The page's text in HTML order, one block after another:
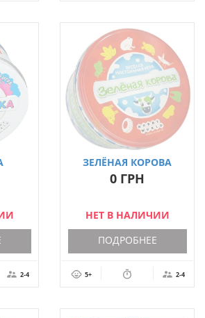
2-4
ЗЕЛЁНАЯ КОРОВА
0 ГРН
НЕТ В НАЛИЧИИ
ПОДРОБНЕЕ
5+ 2-4